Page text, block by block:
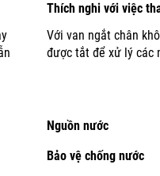
Thích nghi với việc
Với van ngắt chân
được tắt để xử lý các
Nguồn nước
Bảo vệ chống nước